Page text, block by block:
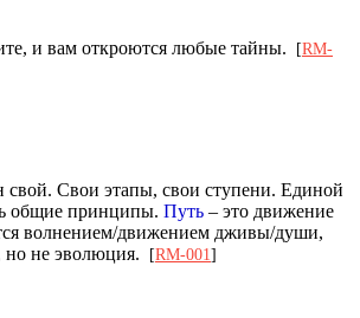
и вам откроются любые тайны. [RM-
свой. Свои этапы, свои ступени. Единой
общие принципы. Путь – это движение
волнением/движением дживы/души,
но не эволюция.
[RM-001 ]